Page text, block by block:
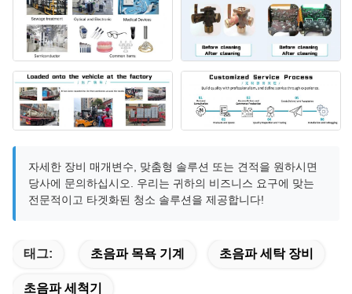
자세한 장비 매개변수, 맞춤형 솔루션 또는 견적을 원하시면
당사에 문의하십시오. 우리는 귀하의 비즈니스 요구에 맞는
전문적이고 타겟화된 청소 솔루션을 제공합니다!
태그: 초음파 목욕 기계 초음파 세탁 장비
초음파 세척기